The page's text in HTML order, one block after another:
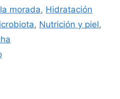
morada, Hidratación
, Nutrición y piel,